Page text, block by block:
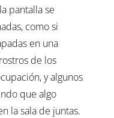
pantalla se
como si
en una
de los
y algunos
que algo
la sala de juntas.